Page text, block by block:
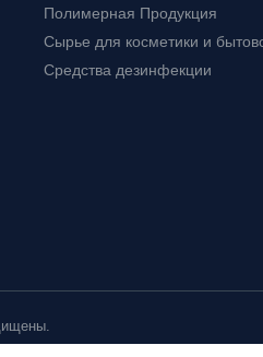
Полимерная Продукция
Сырье для косметики и
Средства дезинфекции